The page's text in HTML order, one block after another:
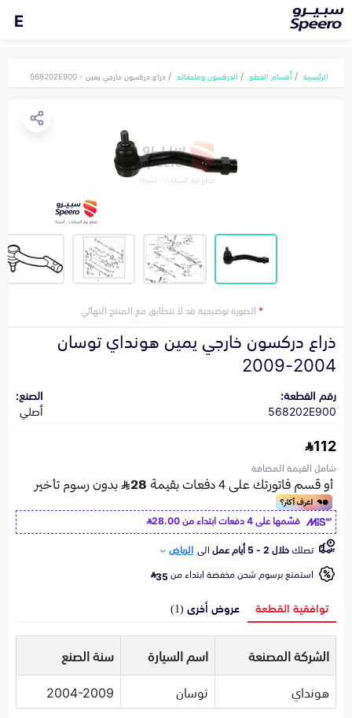
E
الرئيسية أقسام القطع الدركسون وملحقاته ذراع دركسون خارجي يمين - 568202E900
*الصورة توضيحية قد لا تتطابق مع المنتج النهائي
ذراع دركسون خارجي يمين هونداي توسان
2004-2009
رقم القطعة:
568202E900
الصنع:
أصلي
112
شامل القيمة المضافة
قسّمها على 4 دفعات ابتداء من
28.00
تصلكخلال 2 - 5 أيام عمل الى الرياض
استمتع برسوم شحن مخفضة ابتداء من35
توافقية القطعة عروض أخرى (1)
الشركة المصنعة اسم السيارة
سنة الصنع
هونداي
توسان 2004-2009